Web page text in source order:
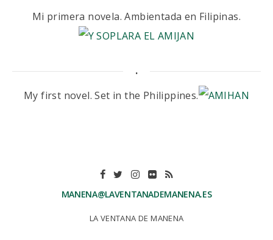
Mi primera novela. Ambientada en Filipinas.
.
My first novel. Set in the Philippines.
MANENA@LAVENTANADEMANENA.ES
LA VENTANA DE MANENA